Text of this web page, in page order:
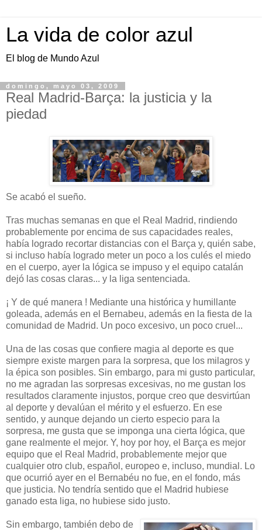
La vida de color azul
El blog de Mundo Azul
domingo, mayo 03, 2009
Real Madrid-Barça: la justicia y la
piedad
Se acabó el sueño.
Tras muchas semanas en que el Real Madrid, rindiendo
probablemente por encima de sus capacidades reales,
había logrado recortar distancias con el Barça y, quién sabe,
si incluso había logrado meter un poco a los culés el miedo
en el cuerpo, ayer la lógica se impuso y el equipo catalán
dejó las cosas claras... y la liga sentenciada.
¡ Y de qué manera ! Mediante una histórica y humillante
goleada, además en el Bernabeu, además en la fiesta de la
comunidad de Madrid. Un poco excesivo, un poco cruel...
Una de las cosas que confiere magia al deporte es que
siempre existe margen para la sorpresa, que los milagros y
la épica son posibles. Sin embargo, para mi gusto particular,
no me agradan las sorpresas excesivas, no me gustan los
resultados claramente injustos, porque creo que desvirtúan
al deporte y devalúan el mérito y el esfuerzo. En ese
sentido, y aunque dejando un cierto especio para la
sorpresa, me gusta que se imponga una cierta lógica, que
gane realmente el mejor. Y, hoy por hoy, el Barça es mejor
equipo que el Real Madrid, probablemente mejor que
cualquier otro club, español, europeo e, incluso, mundial. Lo
que ocurrió ayer en el Bernabéu no fue, en el fondo, más
que justicia. No tendría sentido que el Madrid hubiese
ganado esta liga, no hubiese sido justo.
Sin embargo, también debo de